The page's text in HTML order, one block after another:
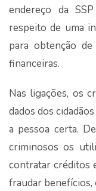
endereço da
respeito de uma
para obtenção
financeiras.
Nas ligações, os
dados dos
a pessoa certa.
criminosos os
contratar créditos
fraudar